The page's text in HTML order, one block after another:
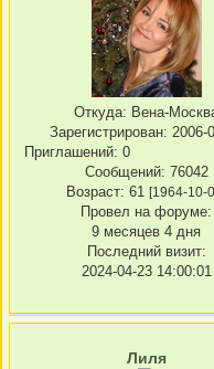
Откуда: Вена-
Зарегистрирован: 2006-
Приглашений: 0
Сообщений: 76042
Возраст: 61 [1964-10-
Провел на форуме:
9 месяцев 4 дня
Последний визит:
2024-04-23 14:00:01
Лиля